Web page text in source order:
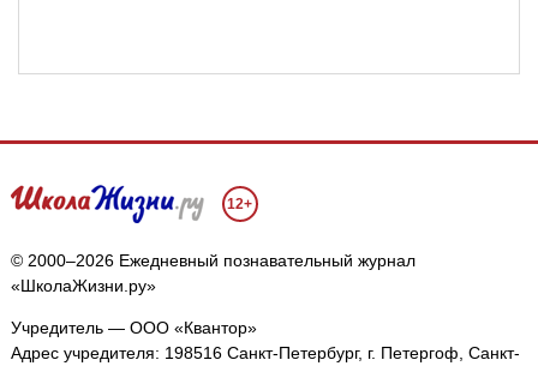
12+
© 2000–2026 Ежедневный познавательный журнал
«ШколаЖизни.ру»
Учредитель — ООО «Квантор»
Адрес учредителя: 198516 Санкт-Петербург, г. Петергоф, Санкт-